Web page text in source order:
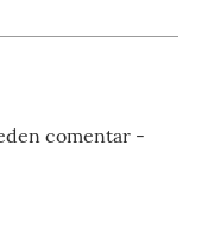
comentar -